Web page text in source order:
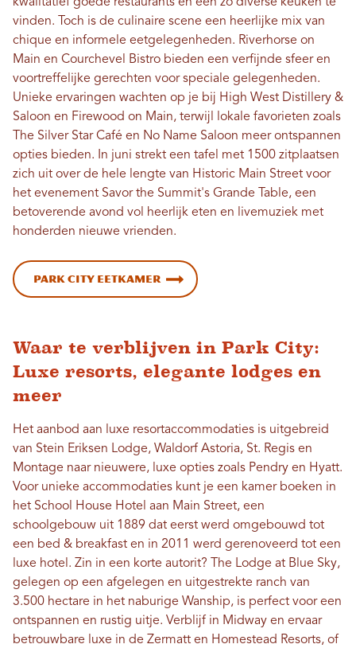
vinden. Toch is de culinaire scene een heerlijke mix van
chique en informele eetgelegenheden. Riverhorse on
Main en Courchevel Bistro bieden een verfijnde sfeer en
voortreffelijke gerechten voor speciale gelegenheden.
Unieke ervaringen wachten op je bij High West Distillery &
Saloon en Firewood on Main, terwijl lokale favorieten zoals
The Silver Star Café en No Name Saloon meer ontspannen
opties bieden. In juni strekt een tafel met 1500 zitplaatsen
zich uit over de hele lengte van Historic Main Street voor
het evenement Savor the Summit's Grande Table, een
betoverende avond vol heerlijk eten en livemuziek met
honderden nieuwe vrienden.
Park City Eetkamer
Waar te verblijven in Park City:
Luxe resorts, elegante lodges en
meer
Het aanbod aan luxe resortaccommodaties is uitgebreid
van Stein Eriksen Lodge, Waldorf Astoria, St. Regis en
Montage naar nieuwere, luxe opties zoals Pendry en Hyatt.
Voor unieke accommodaties kunt je een kamer boeken in
het School House Hotel aan Main Street, een
schoolgebouw uit 1889 dat eerst werd omgebouwd tot
een bed & breakfast en in 2011 werd gerenoveerd tot een
luxe hotel. Zin in een korte autorit? The Lodge at Blue Sky,
gelegen op een afgelegen en uitgestrekte ranch van
3.500 hectare in het naburige Wanship, is perfect voor een
ontspannen en rustig uitje. Verblijf in Midway en ervaar
betrouwbare luxe in de Zermatt en Homestead Resorts, of